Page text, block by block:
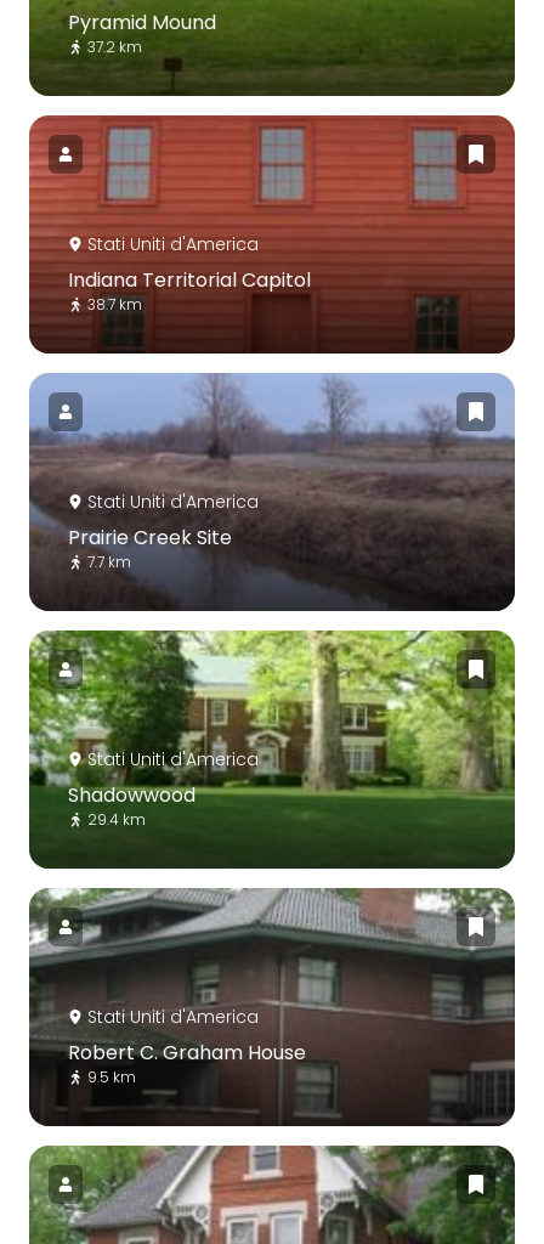
Pyramid Mound
37.2 km
Stati Uniti d'America
Indiana Territorial Capitol
38.7 km
Stati Uniti d'America
Prairie Creek Site
7.7 km
Stati Uniti d'America
Shadowwood
29.4 km
Stati Uniti d'America
Robert C. Graham House
9.5 km